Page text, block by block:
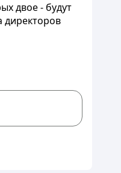
двое - будут
директоров